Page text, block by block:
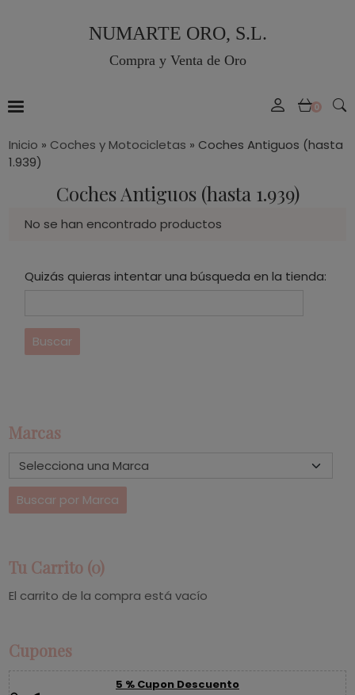
NUMARTE ORO, S.L.
Compra y Venta de Oro
0
Marcas
Tu Carrito (0)
El carrito de la compra está vacío
Cupones
5 % Cupon Descuento
Inicio » Coches y Motocicletas » Coches Antiguos (hasta
1.939)
Coches Antiguos (hasta 1.939)
No se han encontrado productos
Quizás quieras intentar una búsqueda en la tienda: